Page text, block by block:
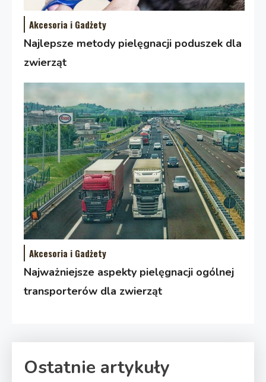
Akcesoria i Gadżety
Najlepsze metody pielęgnacji poduszek dla
zwierząt
Akcesoria i Gadżety
Najważniejsze aspekty pielęgnacji ogólnej
transporterów dla zwierząt
Ostatnie artykuły